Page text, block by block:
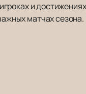
и
матчах